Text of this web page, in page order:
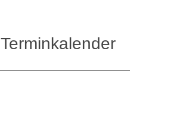
Terminkalender